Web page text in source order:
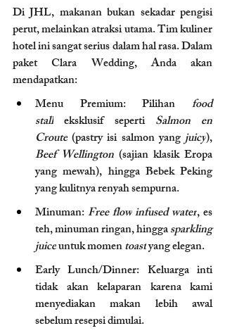
Di JHL, makanan bukan sekadar pengisi
perut, melainkan atraksi utama. Tim kuliner
hotel ini sangat serius dalam hal rasa. Dalam
paket Clara Wedding, Anda akan
mendapatkan:
Menu Premium: Pilihan food
stall eksklusif seperti Salmon en
Croute (pastry isi salmon yang juicy
Beef Wellington (sajian klasik Eropa
yang mewah), hingga Bebek Peking
yang kulitnya renyah sempurna.
Minuman: Free flowinfused water, es
teh, minuman ringan, hingga sparkling
juice untuk momen toast yang elegan.
Early Lunch/Dinner: Keluarga inti
tidak akan kelaparan karena kami
menyediakan makan lebih awal
sebelum resepsi dimulai.